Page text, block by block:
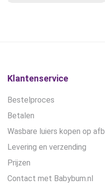
Klantenservice
Bestelproces
Betalen
Wasbare luiers kopen op
Levering en verzending
Prijzen
Contact met Babybum.nl